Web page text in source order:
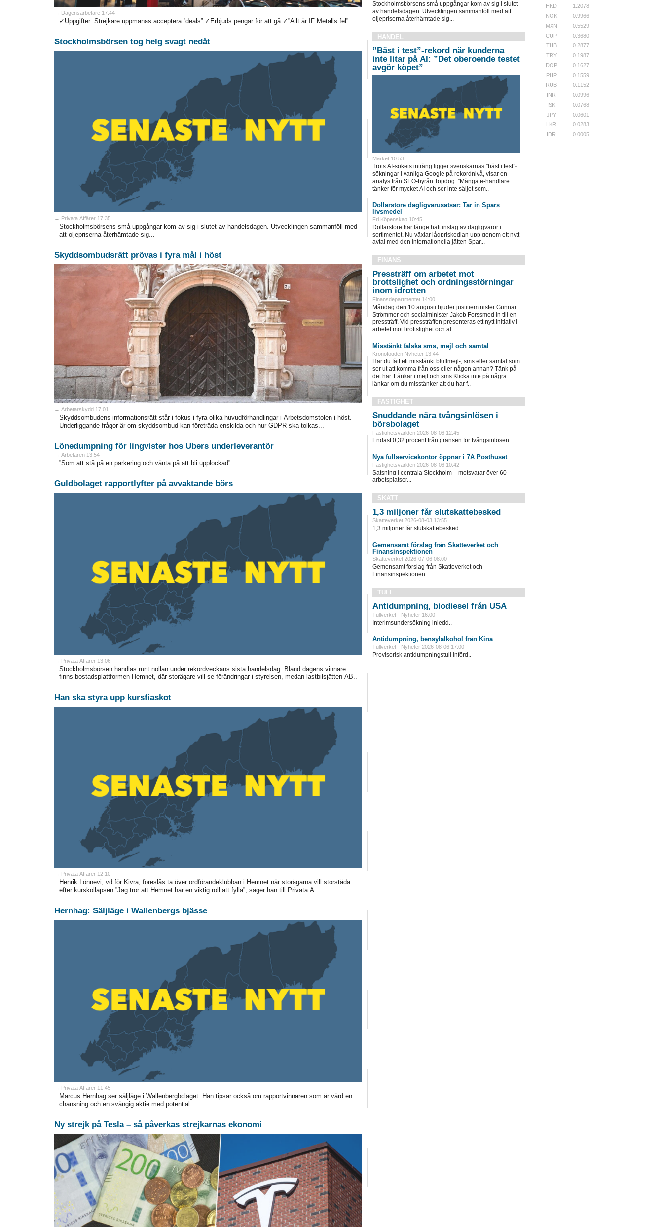
→ Dagensarbetare 17:44
✓Uppgifter: Strejkare uppmanas acceptera ”deals” ✓Erbjuds pengar för att gå ✓”Allt är IF Metalls fel”..
Stockholmsbörsen tog helg svagt nedåt
→ Privata Affärer 17:35
Stockholmsbörsens små uppgångar kom av sig i slutet av handelsdagen. Utvecklingen sammanföll med
att oljepriserna återhämtade sig...
Skyddsombudsrätt prövas i fyra mål i höst
→ Arbetarskydd 17:01
Skyddsombudens informationsrätt står i fokus i fyra olika huvudförhandlingar i Arbetsdomstolen i höst.
Underliggande frågor är om skyddsombud kan företräda enskilda och hur GDPR ska tolkas...
Lönedumpning för lingvister hos Ubers underleverantör
→ Arbetaren 13:54
”Som att stå på en parkering och vänta på att bli upplockad”..
Guldbolaget rapportlyfter på avvaktande börs
→ Privata Affärer 13:06
Stockholmsbörsen handlas runt nollan under rekordveckans sista handelsdag. Bland dagens vinnare
finns bostadsplattformen Hemnet, där storägare vill se förändringar i styrelsen, medan lastbilsjätten AB..
Han ska styra upp kursfiaskot
→ Privata Affärer 12:10
Henrik Lönnevi, vd för Kivra, föreslås ta över ordförandeklubban i Hemnet när storägarna vill storstäda
efter kurskollapsen.”Jag tror att Hemnet har en viktig roll att fylla”, säger han till Privata A..
Hernhag: Säljläge i Wallenbergs bjässe
→ Privata Affärer 11:45
Marcus Hernhag ser säljläge i Wallenbergbolaget. Han tipsar också om rapportvinnaren som är värd en
chansning och en svängig aktie med potential...
Ny strejk på Tesla – så påverkas strejkarnas ekonomi
Stockholmsbörsens små uppgångar kom av sig i slutet
av handelsdagen. Utvecklingen sammanföll med att
oljepriserna återhämtade sig...
HANDEL
”Bäst i test”-rekord när kunderna
inte litar på AI: ”Det oberoende testet
avgör köpet”
Market 10:53
Trots AI-sökets intrång ligger svenskarnas ”bäst i test”-
sökningar i vanliga Google på rekordnivå, visar en
analys från SEO-byrån Topdog. ”Många e-handlare
tänker för mycket AI och ser inte säljet som..
Dollarstore dagligvarusatsar: Tar in Spars
livsmedel
Fri Köpenskap 10:45
Dollarstore har länge haft inslag av dagligvaror i
sortimentet. Nu växlar lågpriskedjan upp genom ett nytt
avtal med den internationella jätten Spar...
FINANS
Pressträff om arbetet mot
brottslighet och ordningsstörningar
inom idrotten
Finansdepartmentet 14:00
Måndag den 10 augusti bjuder justitieminister Gunnar
Strömmer och socialminister Jakob Forssmed in till en
pressträff. Vid pressträffen presenteras ett nytt initiativ i
arbetet mot brottslighet och al..
Misstänkt falska sms, mejl och samtal
Kronofogden Nyheter 13:44
Har du fått ett misstänkt bluffmejl-, sms eller samtal som
ser ut att komma från oss eller någon annan? Tänk på
det här. Länkar i mejl och sms Klicka inte på några
länkar om du misstänker att du har f..
FASTIGHET
Snuddande nära tvångsinlösen i
börsbolaget
Fastighetsvärlden 2026-08-06 12:45
Endast 0,32 procent från gränsen för tvångsinlösen..
Nya fullservicekontor öppnar i 7A Posthuset
Fastighetsvärlden 2026-08-06 10:42
Satsning i centrala Stockholm – motsvarar över 60
arbetsplatser...
SKATT
1,3 miljoner får slutskattebesked
Skatteverket 2026-08-03 13:55
1,3 miljoner får slutskattebesked..
Gemensamt förslag från Skatteverket och
Finansinspektionen
Skatteverket 2026-07-06 08:00
Gemensamt förslag från Skatteverket och
Finansinspektionen..
TULL
Antidumpning, biodiesel från USA
Tullverket - Nyheter 16:00
Interimsundersökning inledd..
Antidumpning, bensylalkohol från Kina
Tullverket - Nyheter 2026-08-06 17:00
Provisorisk antidumpningstull införd..
HKD
1.2078
NOK
0.9966
MXN
0.5529
CUP
0.3680
THB
0.2877
TRY
0.1987
DOP
0.1627
PHP
0.1559
RUB
0.1152
INR
0.0996
ISK
0.0768
JPY
0.0601
LKR
0.0283
IDR
0.0005